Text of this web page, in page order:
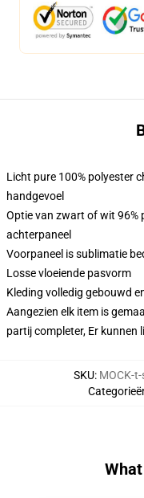
Licht pure 100% polyester
handgevoel
Optie van zwart of wit 96%
achterpaneel
Voorpaneel is sublimatie
Losse vloeiende pasvorm
Kleding volledig gebouwd
Aangezien elk item is
partij completer, Er kunnen
SKU: MOCK-